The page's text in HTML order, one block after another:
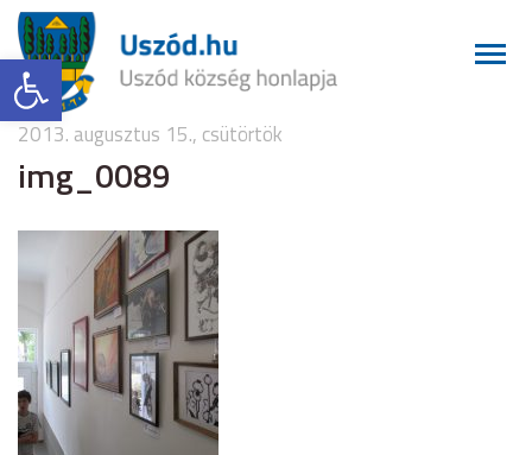
Eszköztár megnyitása
2013. augusztus 15., csütörtök
img_0089